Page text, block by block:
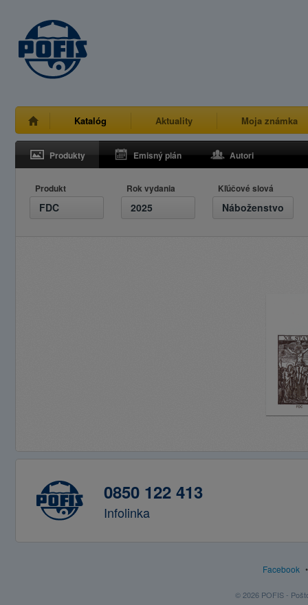
Katalóg Aktuality Moja známka
Produkty Emisný plán Autori
Produkt
FDC
Rok vydania
2025
Kľúčové slová
Náboženstvo
0850 122 413
Infolinka
Facebook
© 2026 POFIS -